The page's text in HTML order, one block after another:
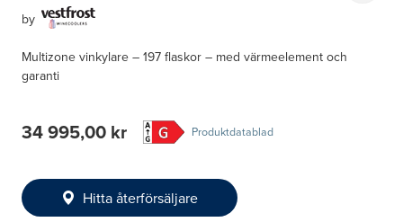
by
Multizone vinkylare – 197 flaskor – med värmeelement och
garanti
34 995,00 kr Produktdatablad
Hitta återförsäljare